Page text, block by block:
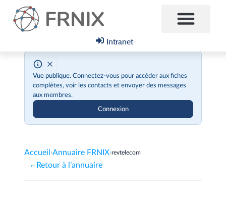
Intranet
Vue publique. Connectez-vous pour accéder aux fiches
complètes, voir les contacts et envoyer des messages
aux membres.
Connexion
Accueil ›Annuaire FRNIX›revtelecom
← Retour à l’annuaire